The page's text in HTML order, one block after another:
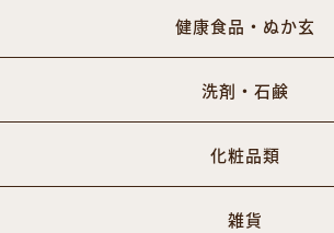
健康食品・ぬか玄
洗剤・石鹸
化粧品類
雑貨